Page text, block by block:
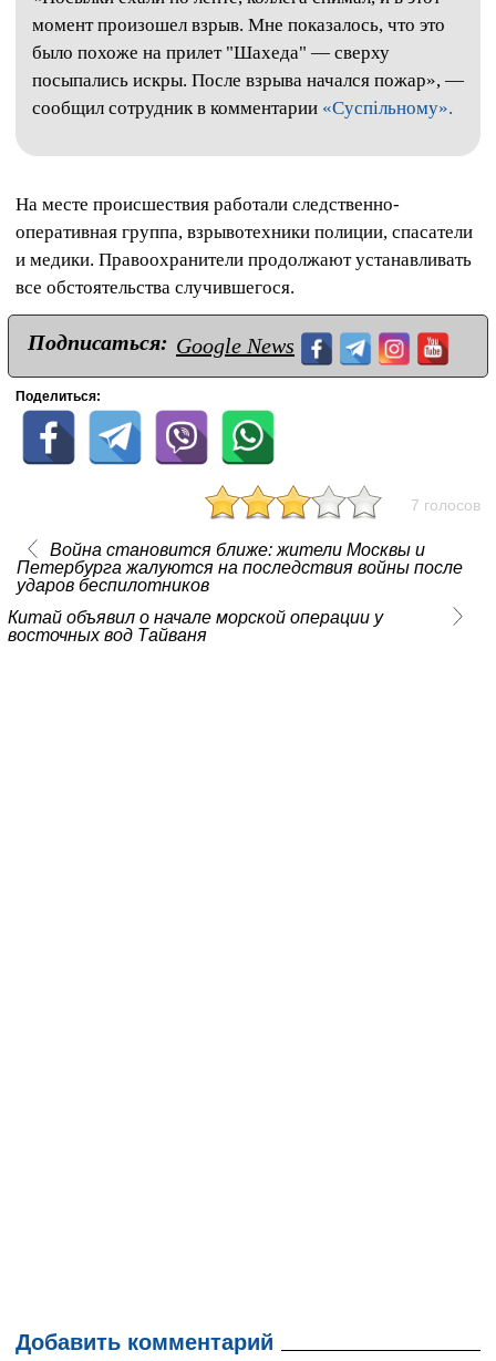
момент произошел взрыв. Мне показалось, что это
было похоже на прилет "Шахеда" — сверху
посыпались искры. После взрыва начался пожар», —
сообщил сотрудник в комментарии «Суспільному».
На месте происшествия работали следственно-
оперативная группа, взрывотехники полиции, спасатели
и медики. Правоохранители продолжают устанавливать
все обстоятельства случившегося.
Подписаться: Google News
Поделиться:
7 голосов
Война становится ближе: жители Москвы и
Петербурга жалуются на последствия войны после
ударов беспилотников
Китай объявил о начале морской операции у
восточных вод Тайваня
Добавить комментарий